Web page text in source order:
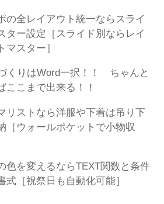
の全レイアウト統一ならスライ
ター設定［スライド別ならレイ
マスター］
くりはWord一択！！ ちゃんと
ここまで出来る！！
リストなら洋服や下着は吊り下
［ウォールポケットで小物収
色を変えるならTEXT関数と条件
式［祝祭日も自動化可能］